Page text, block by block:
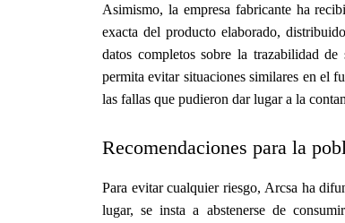
Asimismo, la empresa fabricante ha
exacta del producto elaborado,
datos completos sobre la trazabilidad
permita evitar situaciones similares en el
las fallas que pudieron dar lugar a la
Recomendaciones para la
Para evitar cualquier riesgo, Arcsa ha
lugar, se insta a abstenerse de